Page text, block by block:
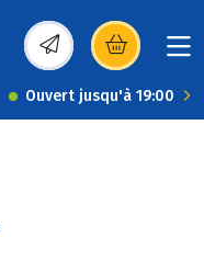
(s’ouvre dans une
Ouvert jusqu'à 19:00